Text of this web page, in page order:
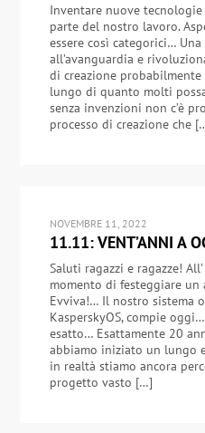
Inventare nuove
parte del nostro lavoro.
essere così categorici…
all’avanguardia e
di creazione
lungo di quanto molti
senza invenzioni non c’è
processo di creazione che
NOVEMBRE 11, 2022
11.11: VENT’ANNI A
Saluti ragazzi e ragazze!
momento di festeggiare un
Evviva!… Il nostro sistema
KasperskyOS, compie
esatto… Esattamente 20
abbiamo iniziato un lungo
in realtà stiamo ancora
progetto vasto […]